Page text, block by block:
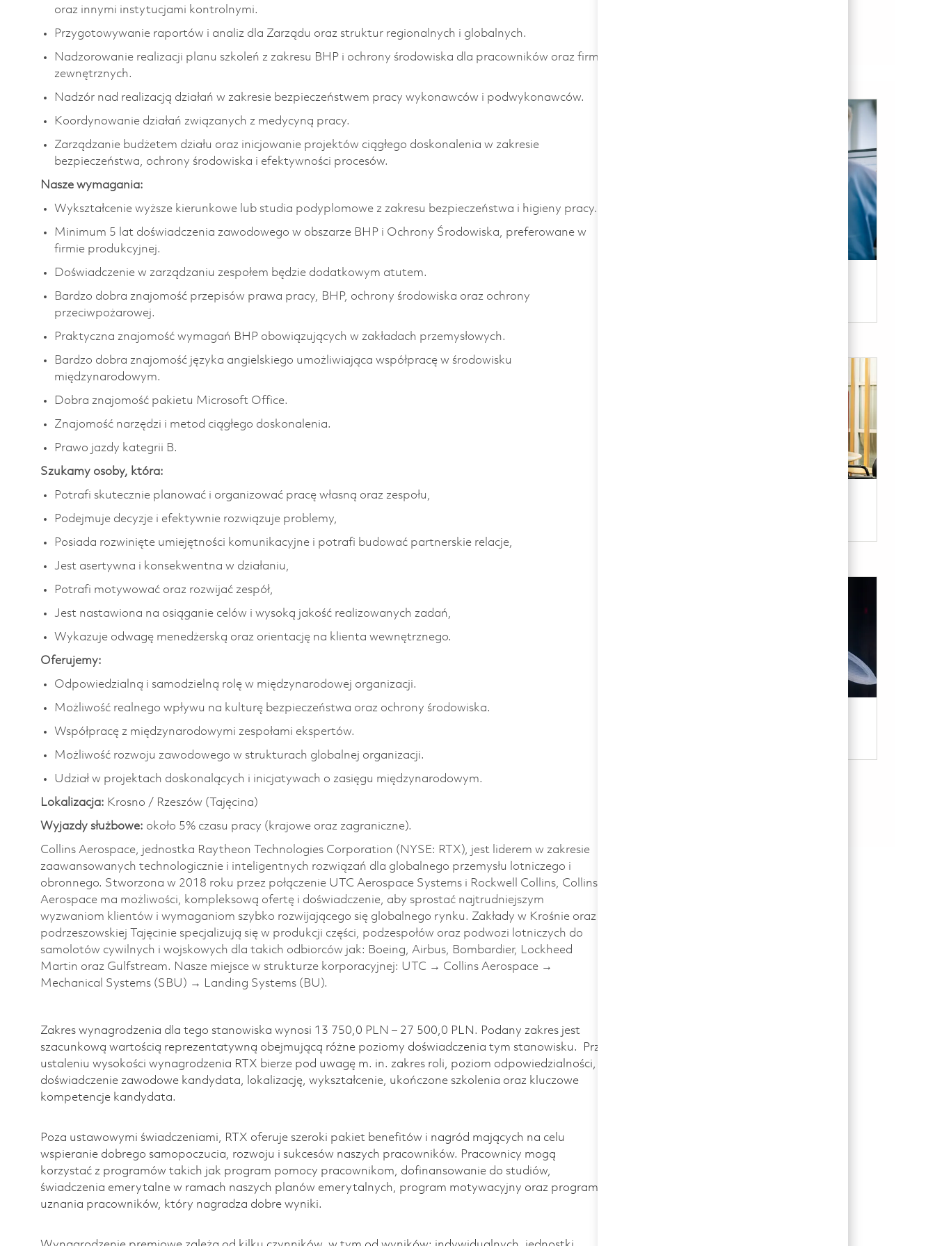
oraz innymi instytucjami kontrolnymi.
Przygotowywanie raportów i analiz dla Zarządu oraz struktur regionalnych i globalnych.
Nadzorowanie realizacji planu szkoleń z zakresu BHP i ochrony środowiska dla pracowników oraz firm
zewnętrznych.
Nadzór nad realizacją działań w zakresie bezpieczeństwem pracy wykonawców i podwykonawców.
Koordynowanie działań związanych z medycyną pracy.
Zarządzanie budżetem działu oraz inicjowanie projektów ciągłego doskonalenia w zakresie
bezpieczeństwa, ochrony środowiska i efektywności procesów.
Nasze wymagania:
Wykształcenie wyższe kierunkowe lub studia podyplomowe z zakresu bezpieczeństwa i higieny pracy.
Minimum 5 lat doświadczenia zawodowego w obszarze BHP i Ochrony Środowiska, preferowane w
firmie produkcyjnej.
Doświadczenie w zarządzaniu zespołem będzie dodatkowym atutem.
Bardzo dobra znajomość przepisów prawa pracy, BHP, ochrony środowiska oraz ochrony
przeciwpożarowej.
Praktyczna znajomość wymagań BHP obowiązujących w zakładach przemysłowych.
Bardzo dobra znajomość języka angielskiego umożliwiająca współpracę w środowisku
międzynarodowym.
Dobra znajomość pakietu Microsoft Office.
Znajomość narzędzi i metod ciągłego doskonalenia.
Prawo jazdy kategrii B.
Szukamy osoby, która:
Potrafi skutecznie planować i organizować pracę własną oraz zespołu,
Podejmuje decyzje i efektywnie rozwiązuje problemy,
Posiada rozwinięte umiejętności komunikacyjne i potrafi budować partnerskie relacje,
Jest asertywna i konsekwentna w działaniu,
Potrafi motywować oraz rozwijać zespół,
Jest nastawiona na osiąganie celów i wysoką jakość realizowanych zadań,
Wykazuje odwagę menedżerską oraz orientację na klienta wewnętrznego.
Oferujemy:
Odpowiedzialną i samodzielną rolę w międzynarodowej organizacji.
Możliwość realnego wpływu na kulturę bezpieczeństwa oraz ochrony środowiska.
Współpracę z międzynarodowymi zespołami ekspertów.
Możliwość rozwoju zawodowego w strukturach globalnej organizacji.
Udział w projektach doskonalących i inicjatywach o zasięgu międzynarodowym.
Lokalizacja: Krosno / Rzeszów (Tajęcina)
Wyjazdy służbowe: około 5% czasu pracy (krajowe oraz zagraniczne).
Collins Aerospace, jednostka Raytheon Technologies Corporation (NYSE: RTX), jest liderem w zakresie
zaawansowanych technologicznie i inteligentnych rozwiązań dla globalnego przemysłu lotniczego i
obronnego. Stworzona w 2018 roku przez połączenie UTC Aerospace Systems i Rockwell Collins, Collins
Aerospace ma możliwości, kompleksową ofertę i doświadczenie, aby sprostać najtrudniejszym
wyzwaniom klientów i wymaganiom szybko rozwijającego się globalnego rynku. Zakłady w Krośnie oraz
podrzeszowskiej Tajęcinie specjalizują się w produkcji części, podzespołów oraz podwozi lotniczych do
samolotów cywilnych i wojskowych dla takich odbiorców jak: Boeing, Airbus, Bombardier, Lockheed
Martin oraz Gulfstream. Nasze miejsce w strukturze korporacyjnej: UTC → Collins Aerospace →
Mechanical Systems (SBU) → Landing Systems (BU).
Zakres wynagrodzenia dla tego stanowiska wynosi 13 750,0 PLN – 27 500,0 PLN. Podany zakres jest
szacunkową wartością reprezentatywną obejmującą różne poziomy doświadczenia tym stanowisku. Przy
ustaleniu wysokości wynagrodzenia RTX bierze pod uwagę m. in. zakres roli, poziom odpowiedzialności,
doświadczenie zawodowe kandydata, lokalizację, wykształcenie, ukończone szkolenia oraz kluczowe
kompetencje kandydata.
Poza ustawowymi świadczeniami, RTX oferuje szeroki pakiet benefitów i nagród mających na celu
wspieranie dobrego samopoczucia, rozwoju i sukcesów naszych pracowników. Pracownicy mogą
korzystać z programów takich jak program pomocy pracownikom, dofinansowanie do studiów,
świadczenia emerytalne w ramach naszych planów emerytalnych, program motywacyjny oraz program
uznania pracowników, który nagradza dobre wyniki.